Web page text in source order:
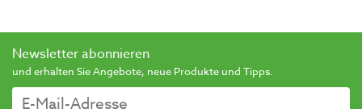
Newsletter abonnieren
und erhalten Sie Angebote, neue Produkte und Tipps.